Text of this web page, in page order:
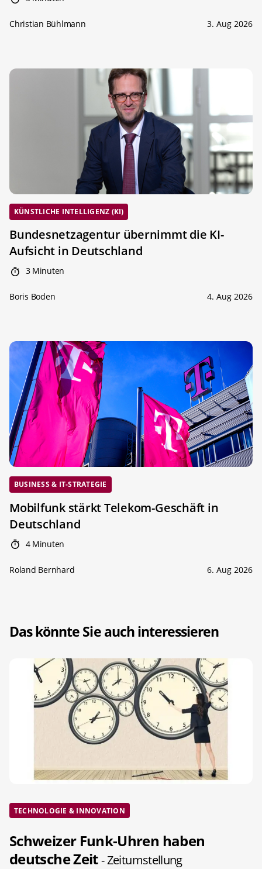
Christian Bühlmann 3. Aug 2026
KÜNSTLICHE INTELLIGENZ (KI)
Bundesnetzagentur übernimmt die KI-
Aufsicht in Deutschland
3 Minuten
Boris Boden 4. Aug 2026
BUSINESS & IT-STRATEGIE
Mobilfunk stärkt Telekom-Geschäft in
Deutschland
4 Minuten
Roland Bernhard 6. Aug 2026
Das könnte Sie auch interessieren
TECHNOLOGIE & INNOVATION
Schweizer Funk-Uhren haben
deutsche Zeit- Zeitumstellung